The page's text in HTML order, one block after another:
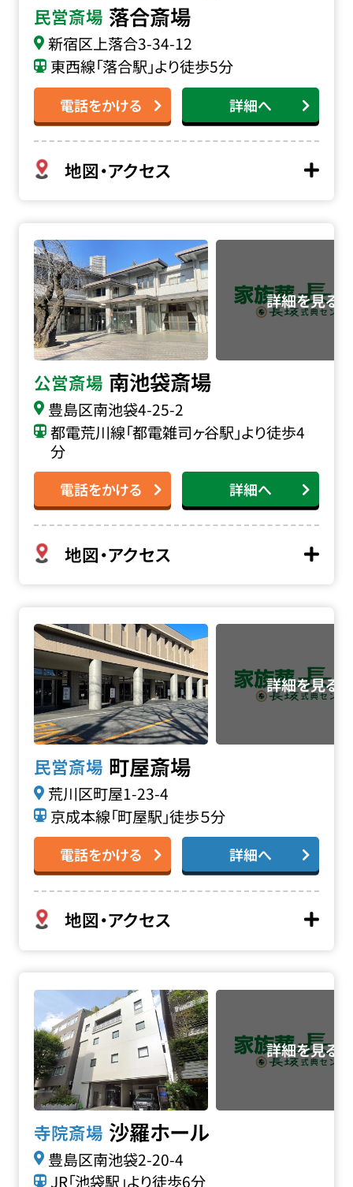
民営斎場 落合斎場
新宿区上落合3-34-12
東西線「落合駅」より徒歩5分
電話をかける 詳細へ
地図・アクセス
公営斎場 南池袋斎場
豊島区南池袋4-25-2
都電荒川線「都電雑司ヶ谷駅」より徒歩4
分
電話をかける 詳細へ
地図・アクセス
民営斎場 町屋斎場
荒川区町屋1-23-4
京成本線「町屋駅」徒歩５分
電話をかける 詳細へ
地図・アクセス
町屋斎場の詳細へ
寺院斎場 沙羅ホール
豊島区南池袋2-20-4
JR「池袋駅」より徒歩6分